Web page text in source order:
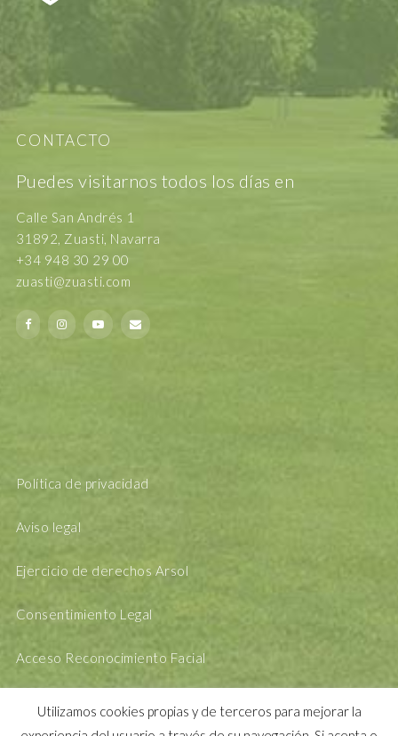
CONTACTO
Puedes visitarnos todos los días en
Calle San Andrés 1
31892, Zuasti, Navarra
+34 948 30 29 00
zuasti@zuasti.com
Política de privacidad
Aviso legal
Ejercicio de derechos Arsol
Consentimiento Legal
Acceso Reconocimiento Facial
Utilizamos cookies propias y de terceros para mejorar la